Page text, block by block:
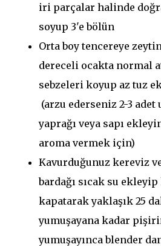
iri parçalar halinde
soyup 3'e bölün
Orta boy tencereye
dereceli ocakta normal
sebzeleri koyup az tuz
(arzu ederseniz 2-3
yaprağı veya sapı
aroma vermek için)
Kavurduğunuz kereviz
bardağı sıcak su ekleyip
kapatarak yaklaşık 25
yumuşayana kadar
yumuşayınca blender